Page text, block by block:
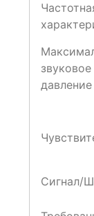
звуковое
давление
Сигнал/